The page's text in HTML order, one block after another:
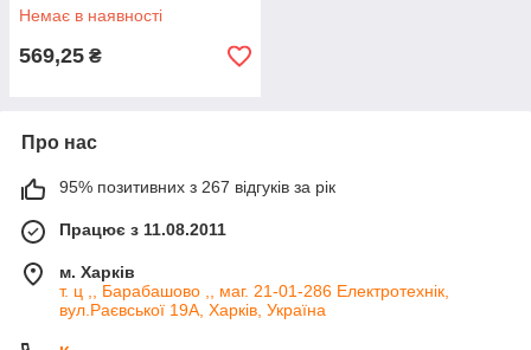
Немає в наявності
569,25 ₴
Про нас
95% позитивних з 267 відгуків за рік
Працює з 11.08.2011
м. Харків
т. ц ,, Барабашово ,, маг. 21-01-286 Електротехнік,
вул.Раєвської 19А, Харків, Україна